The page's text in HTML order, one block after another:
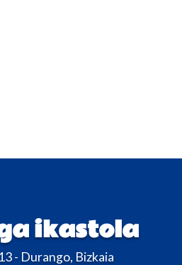
ikastola
- Durango, Bizkaia